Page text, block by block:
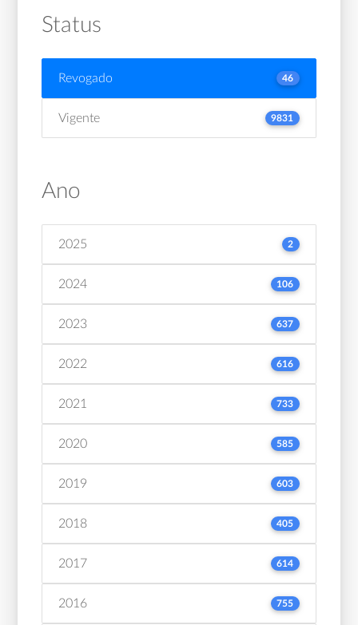
Status
Revogado 46
Vigente 9831
Ano
2025 2
2024 106
2023 637
2022 616
2021 733
2020 585
2019 603
2018 405
2017 614
2016 755